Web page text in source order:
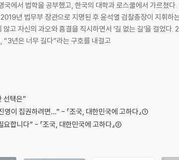
년 5월 30일
에서 법학을 공부했고, 한국의 대학과 로스쿨에서 가르쳤
년 법무부 장관으로 지명된 후 윤석열 검찰총장이 지휘하
고 자신의 과오와 흠결을 직시하면서 ‘길 없는 길’을 걸었
년은 너무 길다”라는 구호를 내걸고
선택은”
영이 집권하려면…” - 『조국, 대한민국에 고하다』①
합니다” - 『조국, 대한민국에 고하다』②